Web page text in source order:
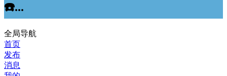
☎️...
全局导航
首页
发布
消息